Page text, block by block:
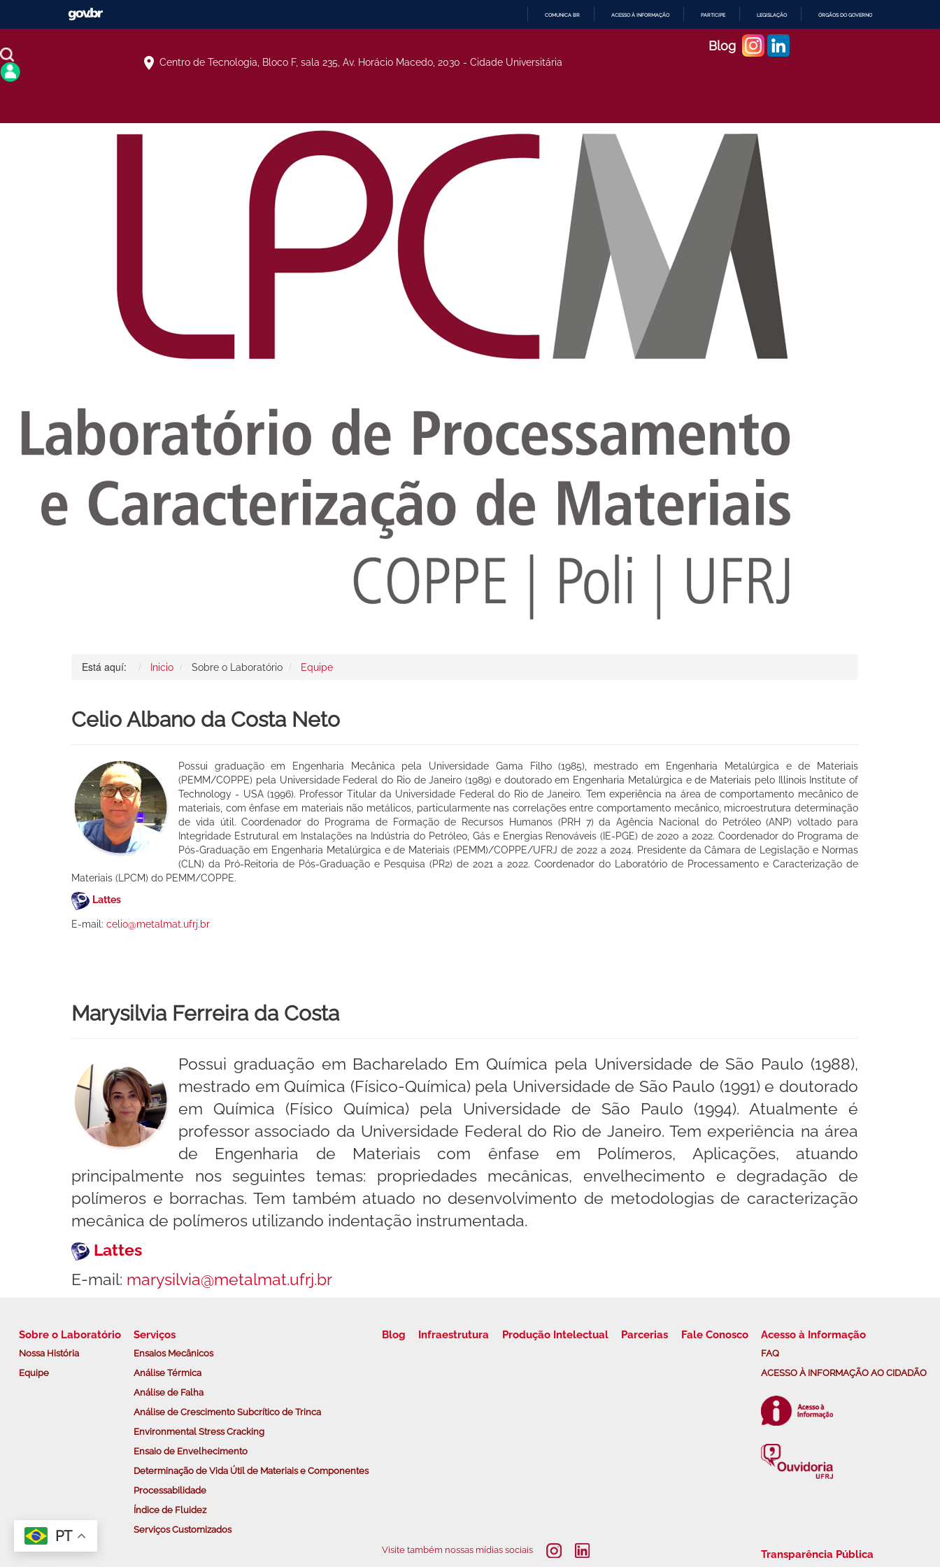
CONTEÚDO
COMUNICA BR ACESSO À INFORMAÇÃO PARTICIPE LEGISLAÇÃO ÓRGÃOS DO GOVERNO
Centro de Tecnologia, Bloco F, sala 235, Av. Horácio Macedo, 2030 - Cidade Universitária
Blog
PT
Está aquí: Inicio Sobre o Laboratório Equipe
Celio Albano da Costa Neto
Possui graduação em Engenharia Mecânica pela Universidade Gama Filho (1985), mestrado em Engenharia Metalúrgica e de Materiais
(PEMM/COPPE) pela Universidade Federal do Rio de Janeiro (1989) e doutorado em Engenharia Metalúrgica e de Materiais pelo Illinois Institute of
Technology - USA (1996). Professor Titular da Universidade Federal do Rio de Janeiro. Tem experiência na área de comportamento mecânico de
materiais, com ênfase em materiais não metálicos, particularmente nas correlações entre comportamento mecânico, microestrutura determinação
de vida útil. Coordenador do Programa de Formação de Recursos Humanos (PRH 7) da Agência Nacional do Petróleo (ANP) voltado para
Integridade Estrutural em Instalações na Indústria do Petróleo, Gás e Energias Renováveis (IE-PGE) de 2020 a 2022. Coordenador do Programa de
Pós-Graduação em Engenharia Metalúrgica e de Materiais (PEMM)/COPPE/UFRJ de 2022 a 2024. Presidente da Câmara de Legislação e Normas
(CLN) da Pró-Reitoria de Pós-Graduação e Pesquisa (PR2) de 2021 a 2022. Coordenador do Laboratório de Processamento e Caracterização de
Materiais (LPCM) do PEMM/COPPE.
Lattes
E-mail: celio@metalmat.ufrj.br
Marysilvia Ferreira da Costa
Possui graduação em Bacharelado Em Química pela Universidade de São Paulo (1988),
mestrado em Química (Físico-Química) pela Universidade de São Paulo (1991) e doutorado
em Química (Físico Química) pela Universidade de São Paulo (1994). Atualmente é
professor associado da Universidade Federal do Rio de Janeiro. Tem experiência na área
de Engenharia de Materiais com ênfase em Polímeros, Aplicações, atuando
principalmente nos seguintes temas: propriedades mecânicas, envelhecimento e degradação de
polímeros e borrachas. Tem também atuado no desenvolvimento de metodologias de caracterização
mecânica de polímeros utilizando indentação instrumentada.
Lattes
E-mail: marysilvia@metalmat.ufrj.br
Sobre o Laboratório
Nossa História
Equipe
Serviços
Ensaios Mecânicos
Análise Térmica
Análise de Falha
Análise de Crescimento Subcrítico de Trinca
Environmental Stress Cracking
Ensaio de Envelhecimento
Determinação de Vida Útil de Materiais e Componentes
Processabilidade
Índice de Fluidez
Serviços Customizados
Blog Infraestrutura Produção Intelectual Parcerias Fale Conosco Acesso à Informação
FAQ
ACESSO À INFORMAÇÃO AO CIDADÃO
Visite também nossas mídias sociais Transparência Pública